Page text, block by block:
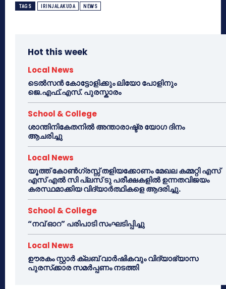
TAGS IRINJALAKUDA NEWS
Hot this week
Local News
ടെൽസൻ കോട്ടോളിക്കും ലിയോ പോളിനും
ജെ.എഫ്.എസ്. പുരസ്കാരം
School & College
ശാന്തിനികേതനിൽ അന്താരാഷ്ട്ര യോഗ ദിനം
ആചരിച്ചു
Local News
യൂത്ത് കോൺഗ്രസ്സ് തളിയക്കോണം മേഖല കമ്മറ്റി എസ്
എസ് എൽ സി പ്ലസ് ടു പരീക്ഷകളിൽ ഉന്നതവിജയം
കരസ്ഥമാക്കിയ വിദ്യാർത്ഥികളെ ആദരിച്ചു.
School & College
“നവ് ഓറ” പരിപാടി സംഘടിപ്പിച്ചു
Local News
ഊരകം സ്റ്റാർ ക്ലബ് വാർഷികവും വിദ്യാഭ്യാസ
പുരസ്‌ക്കാര സമർപ്പണം നടത്തി